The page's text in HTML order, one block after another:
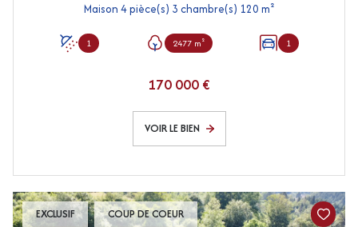
Maison 4 pièce(s) 3 chambre(s) 120 m²
1 2477 m² 1
170 000 €
VOIR LE BIEN
EXCLUSIF COUP DE COEUR